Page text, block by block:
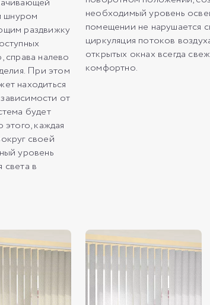
шнуром
раздвижку
справа налево
При этом
находиться
от
будет
каждая
своей
уровень
света в
необходимый уровень
помещении не нарушается
циркуляция потоков
открытых окнах всегда
комфортно.